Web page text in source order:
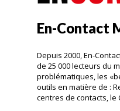
En-Contact
Depuis 2000, En-
de 25 000 lecteurs du
problématiques, les
outils en matière de :
centres de contacts, le